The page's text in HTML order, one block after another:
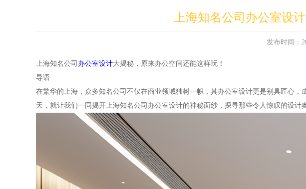
上海知名公司办公室设
发布时间
上海知名公司 办公室设计大揭秘，原来办公空间还能这样玩！
导语
在繁华的上海，众多知名公司不仅在商业领域独树一帜，其办公室设计更是别具匠心
天，就让我们一同揭开上海知名公司办公室设计的神秘面纱，探寻那些令人惊叹的设计